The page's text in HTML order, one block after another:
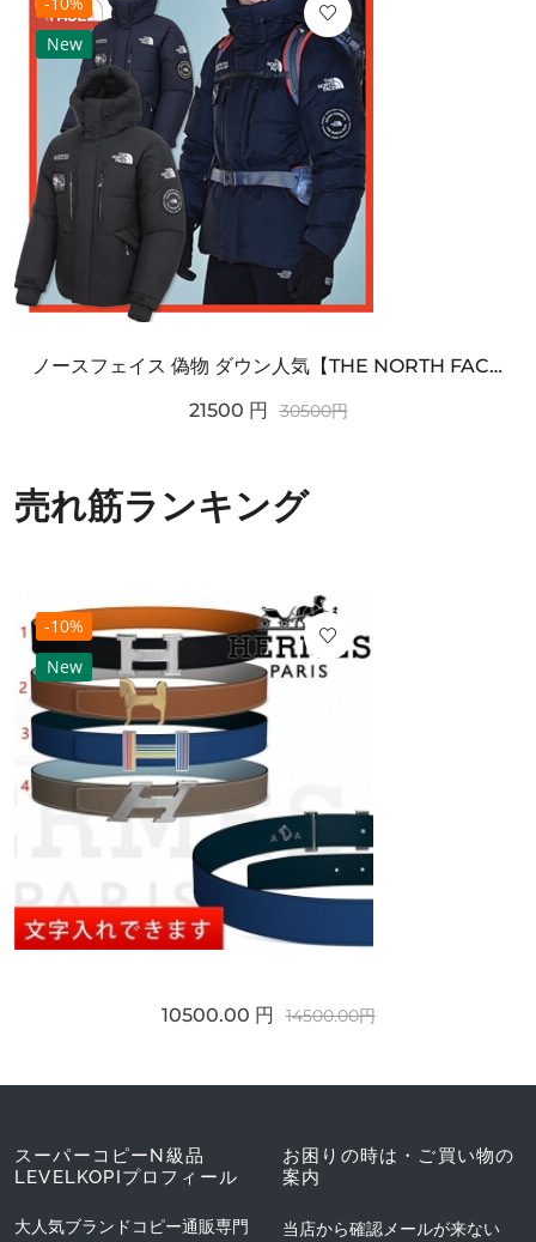
New
ノースフェイス 偽物 ダウン人気【THE NORTH FACE】M'S 7 SUMMIT HIM...
21500 円 30500円
売れ筋ランキング
-10%
New
10500.00 円 14500.00円
スーパーコピーN級品
LEVELKOPIプロフィール
大人気ブランドコピー通販専門
お困りの時は・ご買い物の
案内
当店から確認メールが来ない